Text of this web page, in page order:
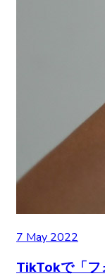
7 May 2022
TikTokで「フ